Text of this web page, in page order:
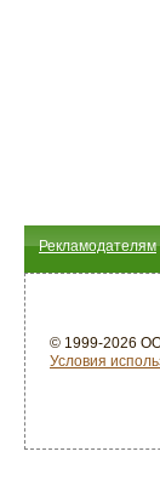
Рекламодателям
© 1999-2026
Условия